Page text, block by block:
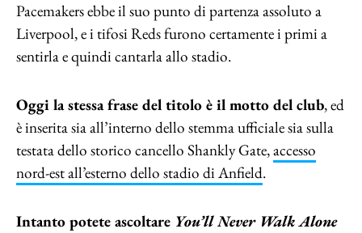
Pacemakers ebbe il suo punto di partenza assoluto a
Liverpool, e i tifosi Reds furono certamente i primi a
sentirla e quindi cantarla allo stadio.
Oggi la stessa frase del titolo è il motto del club, ed
è inserita sia all’interno dello stemma ufficiale sia sulla
testata dello storico cancello Shankly Gate,accesso
nord-est all’esterno dello stadio di Anfield.
Intanto potete ascoltare You’ll Never Walk Alone